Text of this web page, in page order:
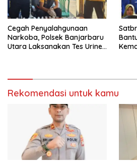
Cegah Penyalahgunaan
Narkoba, Polsek Banjarbaru
Utara Laksanakan Tes Urine
Rekomendasi untuk kamu